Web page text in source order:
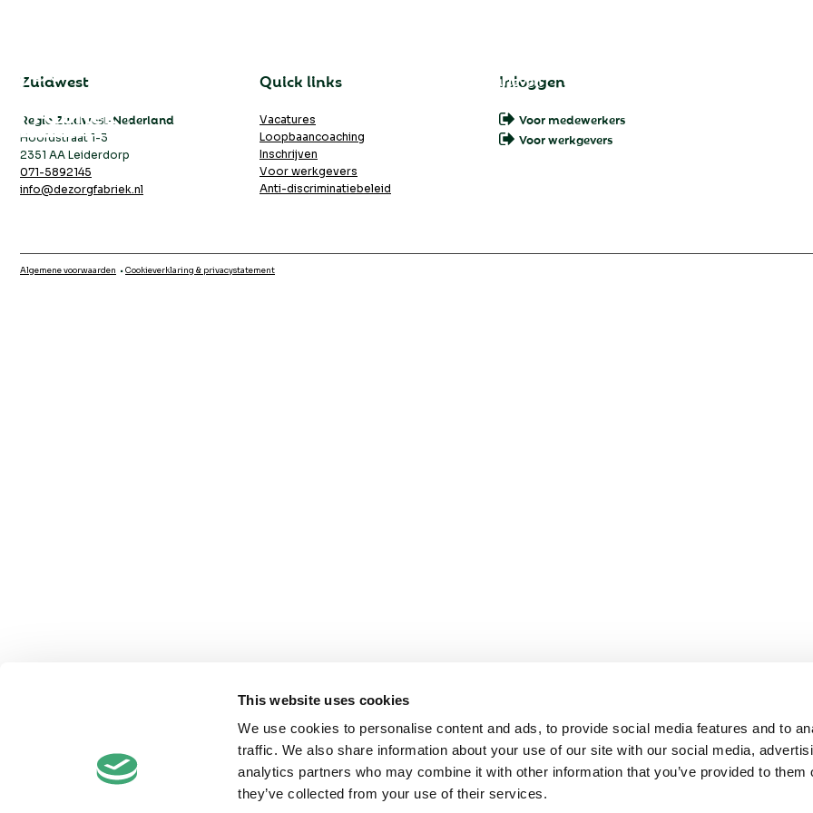
This website uses cookies
We use cookies to personalise content and ads, to provide social media features and to
traffic. We also share information about your use of our site with our social media,
analytics partners who may combine it with other information that you’ve provided to them
they’ve collected from your use of their services.
Tarieven
Zuidwest
Regio Zuidwest-Nederland
Hoofdstraat 1-3
2351 AA Leiderdorp
071-5892145
info@dezorgfabriek.nl
Quick links
Vacatures
Loopbaancoaching
Inschrijven
Voor werkgevers
Anti-discriminatiebeleid
Inloggen
Voor medewerkers
Voor werkgevers
Algemene voorwaarden •Cookieverklaring & privacystatement